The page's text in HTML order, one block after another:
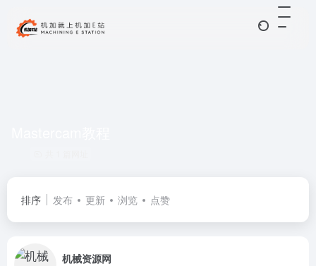
排序 发布 更新 浏览 点赞
机械资源网